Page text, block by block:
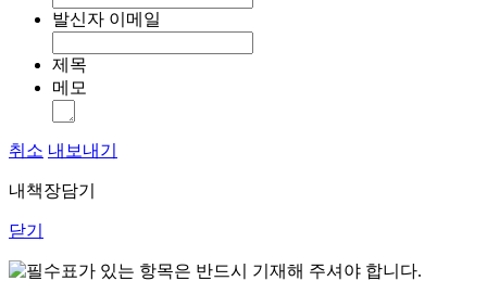
발신자 이메일
제목
메모
취소 내보내기
내책장담기
닫기
표가 있는 항목은 반드시 기재해 주셔야 합니다.